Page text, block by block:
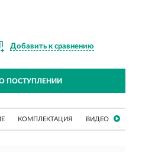
Добавить к сравнению
ПОСТУПЛЕНИИ
КОМПЛЕКТАЦИЯ ВИДЕО